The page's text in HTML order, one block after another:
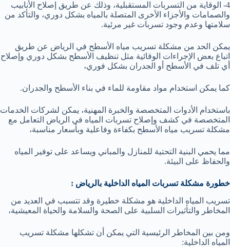
4- الوقاية من التسربات المستقبلية، وذلك عن طريق إصلاح الأنابيب
والصمامات والأجزاء الأخرى المتصلة بالمياه بشكل دوري، والتأكد من
سلامتها وعدم وجود تسربات غير مرئية.
يمكن الحد من مشكلة تسريب مياه الأسطح في الرياض عن طريق
اتباع بعض الإجراءات الوقائية مثل تنظيف الأسطح بشكل دوري وإصلاح
أي تلف في الأسطح أو الجدران بشكل فوري،
كما يمكن استخدام مواد مقاومة للماء في بناء الأسطح والجدران.
باستخدام الأدوات المتخصصة والخبرة المهنية، يمكن لشركات الخدمات
المتخصصة في كشف وإصلاح تسربات المياه في الرياض التعامل مع
مشكلة تسريب مياه الأسطح بكفاءة وفاعلية وبأسعار مناسبة،
مما يحمي البنية التحتية للمنازل والمباني ويساعد على توفير المياه
والحفاظ على البيئة.
خطورة مشكلة تسربات المياه الداخلية بالرياض :
تسريب المياه الداخلية هو مشكلة خطيرة وقد تتسبب في العديد من
المخاطر والتأثيرات السلبية على الصحة والسلامة والحياة المعيشية،
ومن بين المخاطر الرئيسية التي يمكن أن تشكلها مشكلة تسريب
المياه الداخلية: